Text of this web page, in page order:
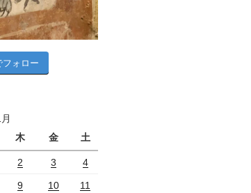
フォロー
木 金 土
2 3 4
9 10 11